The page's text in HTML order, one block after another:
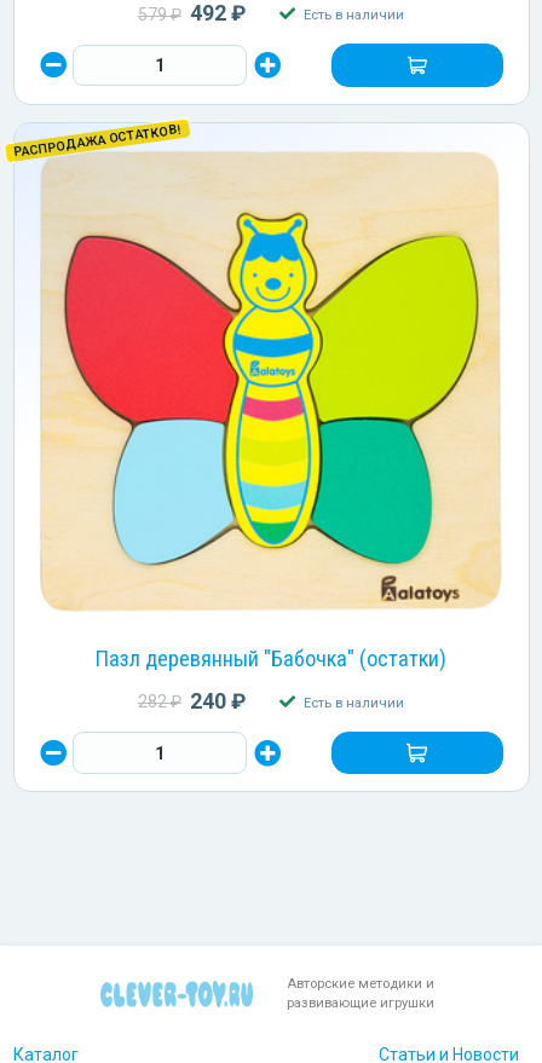
579 ₽ 492 ₽ Есть в наличии
РАСПРОДАЖА ОСТАТКОВ!
Пазл деревянный "Бабочка" (остатки)
282 ₽ 240 ₽ Есть в наличии
Авторские методики и
развивающие игрушки
Каталог Статьи и Новости